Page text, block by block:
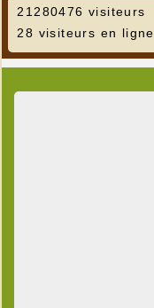
21280476 visiteurs
28 visiteurs en ligne